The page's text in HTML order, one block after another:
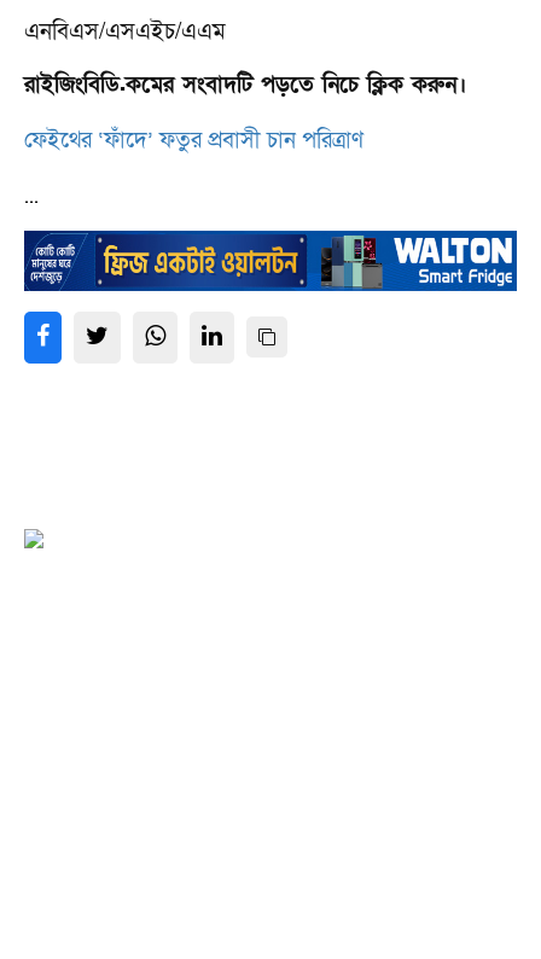
এনবিএস/এসএইচ/এএম
রাইজিংবিডি.কমের সংবাদটি পড়তে নিচে ক্লিক করুন।
ফেইথের ‘ফাঁদে’ ফতুর প্রবাসী চান পরিত্রাণ
...